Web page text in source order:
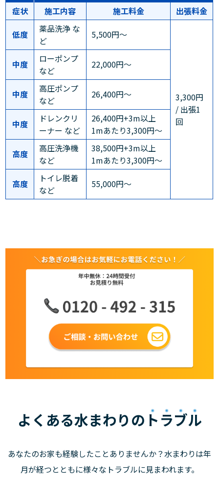
症状
施工内容 施工料金
出張料金
低度
薬品洗浄 な
ど
5,500円～
3,300円
/ 出張1
回
中度
ローポンプ
など
22,000円～
中度
高圧ポンプ
など
26,400円～
中度
ドレンクリ
ーナー など
26,400円+3m以上
1mあたり3,300円～
高度
高圧洗浄機
など
38,500円+3m以上
1mあたり3,300円～
高度
トイレ脱着
など
55,000円～
よくある水まわりの トラブル
あなたのお家も経験したことありませんか？水まわりは年
月が経つとともに様々なトラブルに見まわれます。